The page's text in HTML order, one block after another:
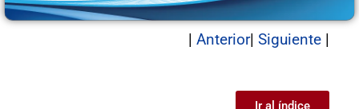
|Anterior|Siguiente |
Ir al índice